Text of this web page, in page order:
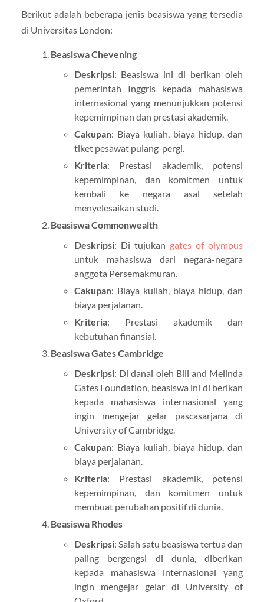
Berikut adalah beberapa jenis beasiswa yang tersedia
di Universitas London:
Beasiswa Chevening
Deskripsi: Beasiswa ini di berikan oleh
pemerintah Inggris kepada mahasiswa
internasional yang menunjukkan potensi
kepemimpinan dan prestasi akademik.
Cakupan: Biaya kuliah, biaya hidup, dan
tiket pesawat pulang-pergi.
Kriteria: Prestasi akademik, potensi
kepemimpinan, dan komitmen untuk
kembali ke negara asal setelah
menyelesaikan studi.
Beasiswa Commonwealth
Deskripsi: Di tujukan gates of olympus
untuk mahasiswa dari negara-negara
anggota Persemakmuran.
Cakupan: Biaya kuliah, biaya hidup, dan
biaya perjalanan.
Kriteria: Prestasi akademik dan
kebutuhan finansial.
Beasiswa Gates Cambridge
Deskripsi: Di danai oleh Bill and Melinda
Gates Foundation, beasiswa ini di berikan
kepada mahasiswa internasional yang
ingin mengejar gelar pascasarjana di
University of Cambridge.
Cakupan: Biaya kuliah, biaya hidup, dan
biaya perjalanan.
Kriteria: Prestasi akademik, potensi
kepemimpinan, dan komitmen untuk
membuat perubahan positif di dunia.
Beasiswa Rhodes
Deskripsi: Salah satu beasiswa tertua dan
paling bergengsi di dunia, diberikan
kepada mahasiswa internasional yang
ingin mengejar gelar di University of